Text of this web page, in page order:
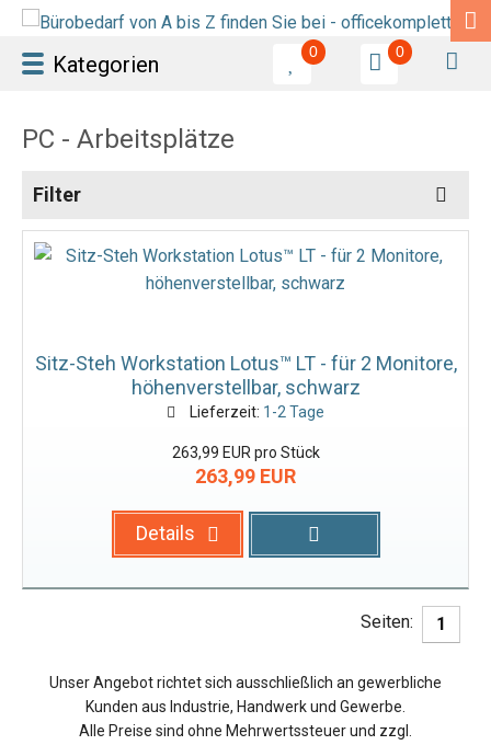
Kategorien 0
0
PC - Arbeitsplätze
Filter
Sitz-Steh Workstation Lotus™ LT - für 2 Monitore,
höhenverstellbar, schwarz
Lieferzeit: 1-2 Tage
263,99 EUR pro Stück
263,99 EUR
Details
Seiten: 1
Unser Angebot richtet sich ausschließlich an gewerbliche
Kunden aus Industrie, Handwerk und Gewerbe.
Alle Preise sind ohne Mehrwertssteuer und zzgl.